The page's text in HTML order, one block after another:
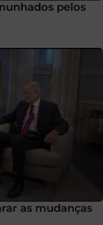
pelos
as mudanças